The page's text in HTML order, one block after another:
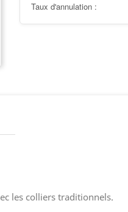
Taux d'annulation :
les colliers traditionnels.